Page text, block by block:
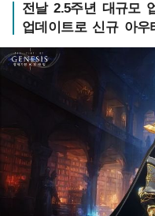
전날 2.5주년 대규모
업데이트로 신규 아